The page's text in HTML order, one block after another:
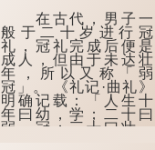
在古代，男子一
般于二十岁进行冠
礼，冠礼完成后便是
成人，但由于未达壮
年，所以又称「弱
冠」。 《礼记·曲礼》
明确记载：「人生十
年曰幼，学；二十曰
弱，冠；三十曰壮，